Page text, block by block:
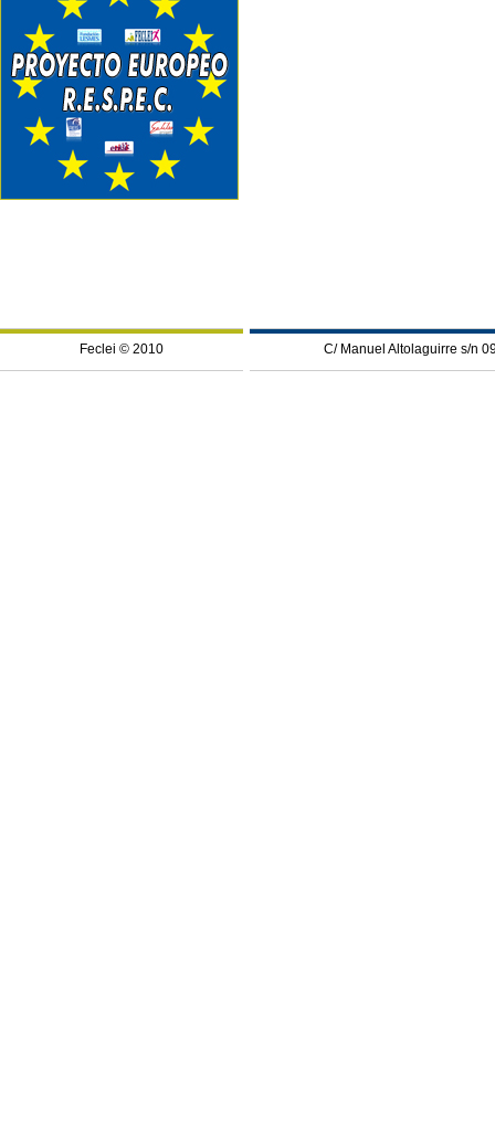
Feclei © 2010 C/ Manuel Altolaguirre s/n